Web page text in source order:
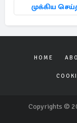
முக்கிய
HOME
Copyrights ©